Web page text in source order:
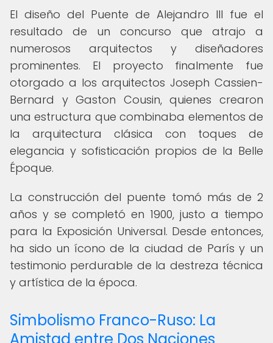
El diseño del Puente de Alejandro III fue el
resultado de un concurso que atrajo a
numerosos arquitectos y diseñadores
prominentes. El proyecto finalmente fue
otorgado a los arquitectos Joseph Cassien-
Bernard y Gaston Cousin, quienes crearon
una estructura que combinaba elementos de
la arquitectura clásica con toques de
elegancia y sofisticación propios de la Belle
Époque.
La construcción del puente tomó más de 2
años y se completó en 1900, justo a tiempo
para la Exposición Universal. Desde entonces,
ha sido un ícono de la ciudad de París y un
testimonio perdurable de la destreza técnica
y artística de la época.
Simbolismo Franco-Ruso: La